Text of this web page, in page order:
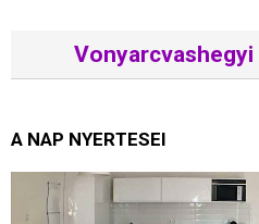
Vonyarcvashegyi
A NAP NYERTESEI